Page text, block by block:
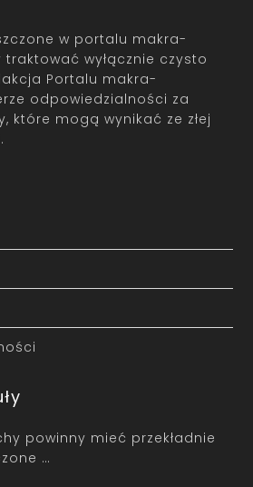
w portalu makra-
wyłącznie czysto
Portalu makra-
odpowiedzialności za
które mogą wynikać ze złej
powinny mieć przekładnie
…